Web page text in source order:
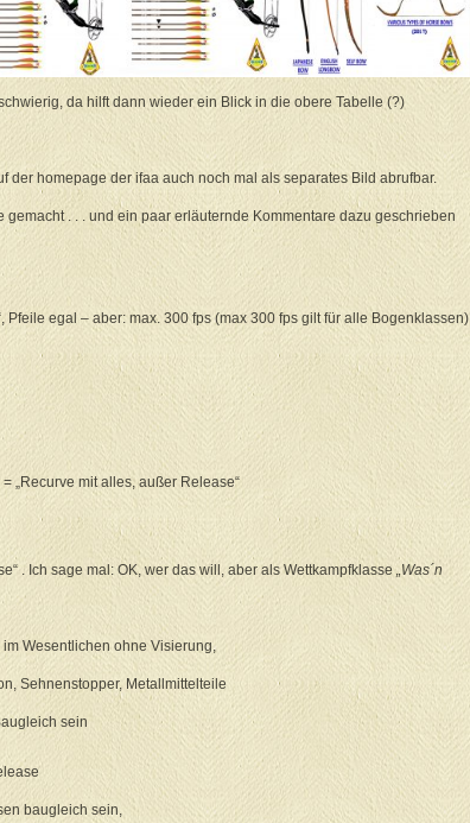
da hilft dann wieder ein Blick in die obere Tabelle (?)
der homepage der ifaa auch noch mal als separates Bild abrufbar.
gemacht . . . und ein paar erläuternde Kommentare dazu geschrieben
Pfeile egal – aber: max. 300 fps (max 300 fps gilt für alle Bogenklassen)
„Recurve mit alles, außer Release“
. Ich sage mal: OK, wer das will, aber als Wettkampfklasse „Was´n
Wesentlichen ohne Visierung,
Sehnenstopper, Metallmittelteile
sein
baugleich sein,